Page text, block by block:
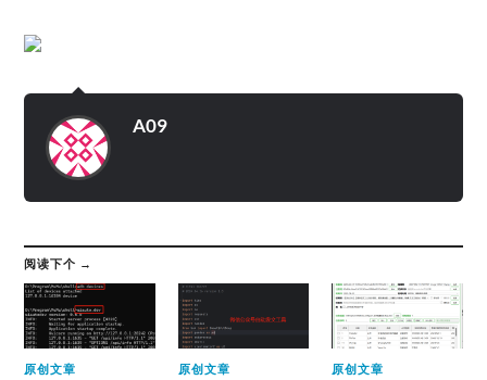
A09
阅读下个 →
原创文章 原创文章 原创文章